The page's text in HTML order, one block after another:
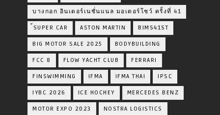
บางกอก อินเตอร์เนชั่นแนล มอเตอร์โชว์ ครั้งที่ 41
้SUPER CAR ASTON MARTIN BIMS41ST
BIG MOTOR SALE 2025 BODYBUILDING
FCC 8 FLOW YACHT CLUB FERRARI
FINSWIMMING IFMA IFMA THAI IPSC
IYBC 2026 ICE HOCHEY MERCEDES BENZ
MOTOR EXPO 2023 NOSTRA LOGISTICS